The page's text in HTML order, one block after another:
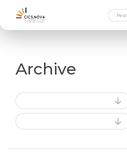
Archive